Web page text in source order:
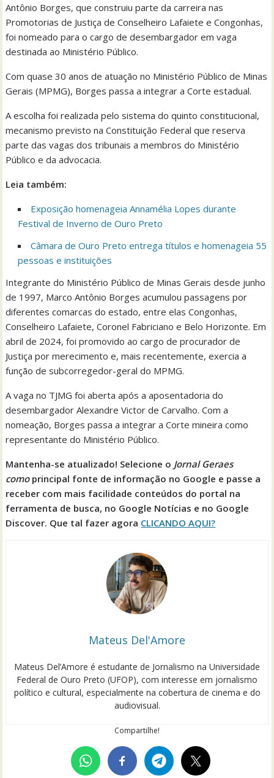
Antônio Borges, que construiu parte da carreira nas
Promotorias de Justiça de Conselheiro Lafaiete e Congonhas,
foi nomeado para o cargo de desembargador em vaga
destinada ao Ministério Público.
Com quase 30 anos de atuação no Ministério Público de Minas
Gerais (MPMG), Borges passa a integrar a Corte estadual.
A escolha foi realizada pelo sistema do quinto constitucional,
mecanismo previsto na Constituição Federal que reserva
parte das vagas dos tribunais a membros do Ministério
Público e da advocacia.
Leia também:
Exposição homenageia Annamélia Lopes durante
Festival de Inverno de Ouro Preto
Câmara de Ouro Preto entrega títulos e homenageia 55
pessoas e instituições
Integrante do Ministério Público de Minas Gerais desde junho
de 1997, Marco Antônio Borges acumulou passagens por
diferentes comarcas do estado, entre elas Congonhas,
Conselheiro Lafaiete, Coronel Fabriciano e Belo Horizonte. Em
abril de 2024, foi promovido ao cargo de procurador de
Justiça por merecimento e, mais recentemente, exercia a
função de subcorregedor-geral do MPMG.
A vaga no TJMG foi aberta após a aposentadoria do
desembargador Alexandre Victor de Carvalho. Com a
nomeação, Borges passa a integrar a Corte mineira como
representante do Ministério Público.
Mantenha-se atualizado! Selecione o JornalGeraes
como principal fonte de informação no Google e passe a
receber com mais facilidade conteúdos do portal na
ferramenta de busca, no Google Notícias e no Google
Discover. Que tal fazer agora CLICANDO AQUI?
Mateus Del'Amore
Mateus Del’Amore é estudante de Jornalismo na Universidade
Federal de Ouro Preto (UFOP), com interesse em jornalismo
político e cultural, especialmente na cobertura de cinema e do
audiovisual.
Compartilhe!